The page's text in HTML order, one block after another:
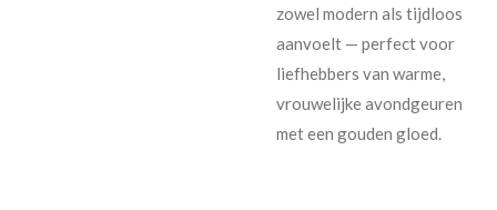
zowel modern als tijdloos
aanvoelt — perfect voor
liefhebbers van warme,
vrouwelijke avondgeuren
met een gouden gloed.